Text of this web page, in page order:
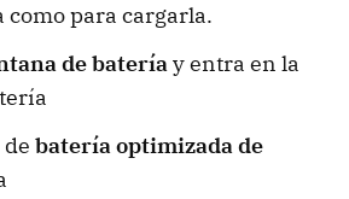
como para cargarla.
de bateríay entra en la
batería optimizada de